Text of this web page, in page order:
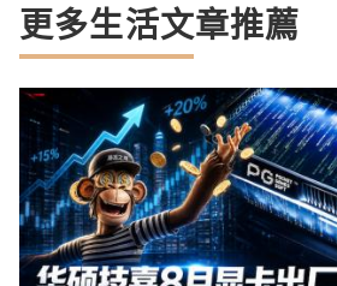
更多生活文章推薦